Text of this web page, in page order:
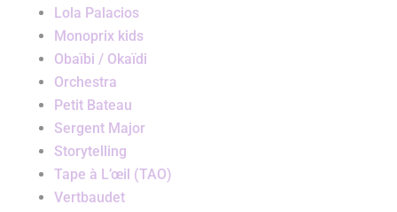
Lola Palacios
Monoprix kids
Obaïbi / Okaïdi
Orchestra
Petit Bateau
Sergent Major
Storytelling
Tape à L’œil (TAO)
Vertbaudet